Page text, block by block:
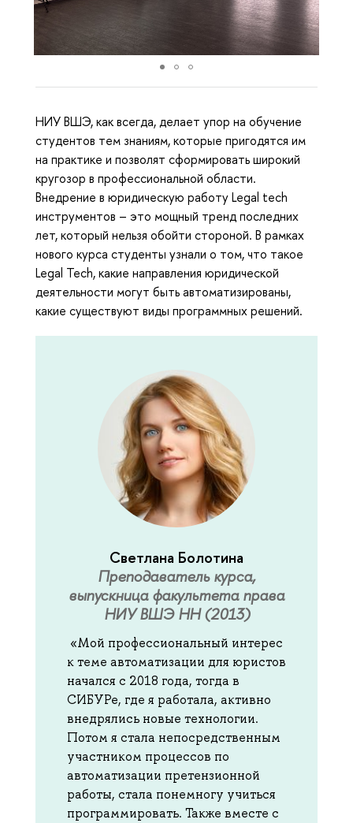
НИУ ВШЭ, как всегда, делает упор на обучение
студентов тем знаниям, которые пригодятся им
на практике и позволят сформировать широкий
кругозор в профессиональной области.
Внедрение в юридическую работу Legal tech
инструментов – это мощный тренд последних
лет, который нельзя обойти стороной. В рамках
нового курса студенты узнали о том, что такое
Legal Tech, какие направления юридической
деятельности могут быть автоматизированы,
какие существуют виды программных решений.
Светлана Болотина
Преподаватель курса,
выпускница факультета права
НИУ ВШЭ НН (2013)
«Мой профессиональный интерес
к теме автоматизации для юристов
начался с 2018 года, тогда в
СИБУРе, где я работала, активно
внедрялись новые технологии.
Потом я стала непосредственным
участником процессов по
автоматизации претензионной
работы, стала понемногу учиться
программировать. Также вместе с